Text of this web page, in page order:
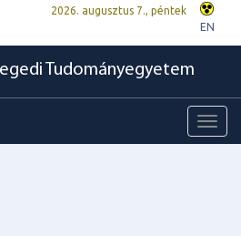
2026. augusztus 7., péntek
EN
Tudományegyetem